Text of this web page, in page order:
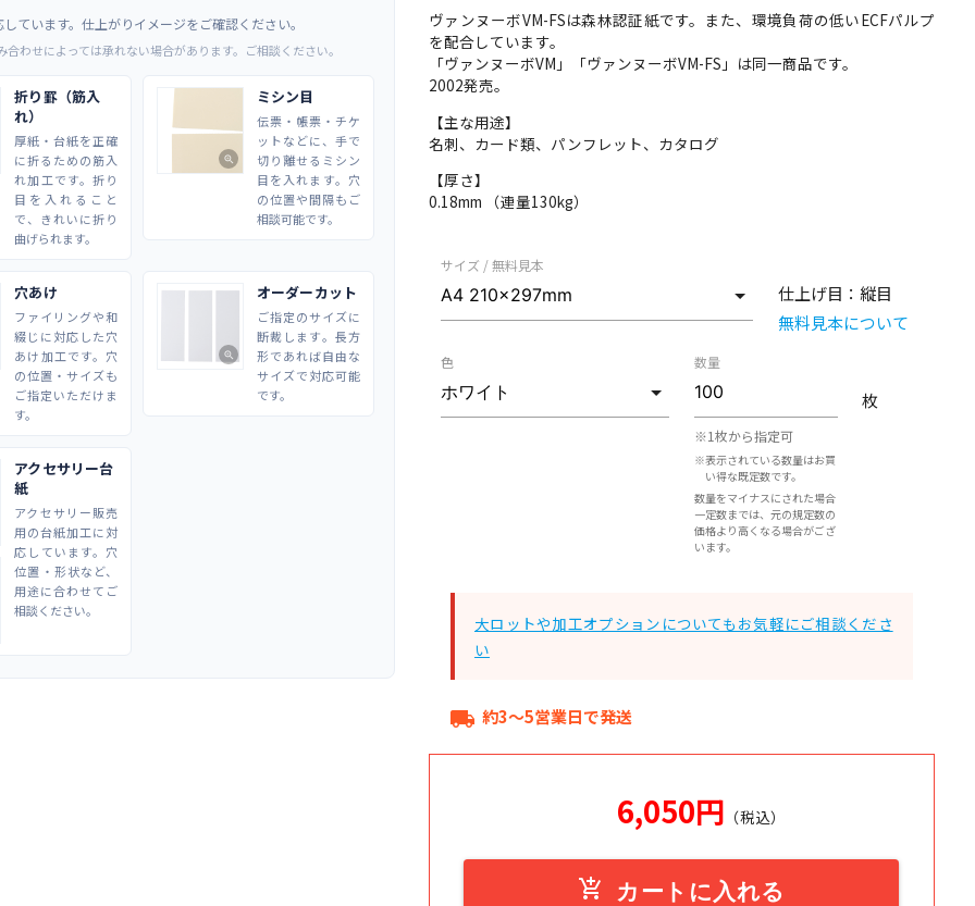
ています。仕上がりイメージをご確認ください。
わせによっては承れない場合があります。ご相談ください。
折り罫（筋入
れ）
厚紙・台紙を正確
に折るための筋入
れ加工です。折り
目を入れること
で、きれいに折り
曲げられます。
zoom_in
ミシン目
伝票・帳票・チケ
ットなどに、手で
切り離せるミシン
目を入れます。穴
の位置や間隔もご
相談可能です。
穴あけ
ファイリングや和
綴じに対応した穴
あけ加工です。穴
の位置・サイズも
ご指定いただけま
す。
zoom_in
オーダーカット
ご指定のサイズに
断裁します。長方
形であれば自由な
サイズで対応可能
です。
アクセサリー台
紙
アクセサリー販売
用の台紙加工に対
応しています。穴
位置・形状など、
用途に合わせてご
相談ください。
ヴァンヌーボVM-FSは森林認証紙です。また、環境負荷の低いECFパルプ
を配合しています。
「ヴァンヌーボVM」「ヴァンヌーボVM-FS」は同一商品です。
2002発売。
【主な用途】
名刺、カード類、パンフレット、カタログ
【厚さ】
0.18mm （連量130kg）
サイズ / 無料見本
仕上げ目： 縦目
無料見本について
色 数量
※1枚から指定可
※表示されている数量はお買
い得な既定数です。
数量をマイナスにされた場合
一定数までは、元の規定数の
価格より高くなる場合がござ
います。
枚
大ロットや加工オプションについてもお気軽にご相談くださ
い
local_shipping 約3～5営業日で発送
6,050円 （税込）
add_shopping_cart カートに入れる